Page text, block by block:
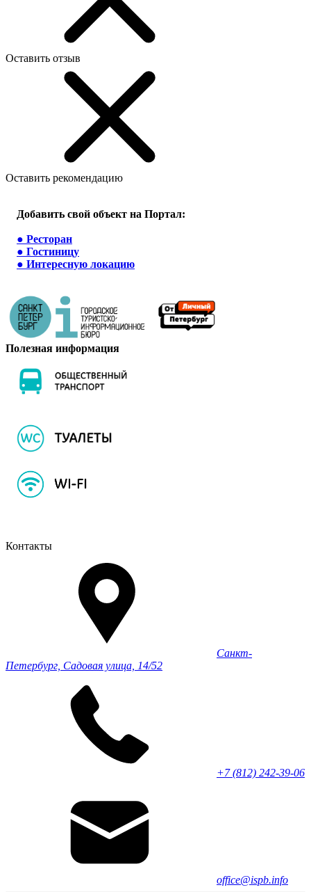
Оставить отзыв
Оставить рекомендацию
Добавить свой объект на Портал:
● Ресторан
● Гостиницу
● Интересную локацию
Полезная информация
Контакты
Санкт-
Петербург, Садовая улица, 14/52
+7 (812) 242-39-06
office@ispb.info